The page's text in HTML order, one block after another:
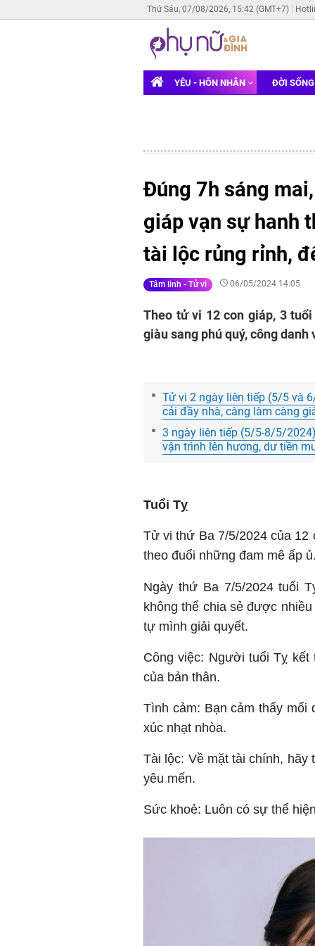
Thứ Sáu, 07/08/2026, 15:42 (GMT+7)
YÊU - HÔN NHÂN ĐỜI
Đúng 7h sáng
giáp vạn sự hanh
tài lộc rủng rỉnh,
Tâm linh - Tử vi 06/05/2024 14:05
Theo tử vi 12 con giáp, 3
giàu sang phú quý, công
Tử vi 2 ngày liên tiếp (5/5 và
cải đầy nhà, càng làm càng
3 ngày liên tiếp (5/5-8/5/
vận trình lên hương, dư tiền
Tuổi Tỵ
Tử vi thứ Ba 7/5/2024 của 12
theo đuổi những đam mê ấp
Ngày thứ Ba 7/5/2024 tuổi
không thể chia sẻ được
tự mình giải quyết.
Công việc: Người tuổi Tỵ kết
của bản thân.
Tình cảm: Bạn cảm thấy
xúc nhạt nhòa.
Tài lộc: Về mặt tài chính,
yêu mến.
Sức khoẻ: Luôn có sự thể